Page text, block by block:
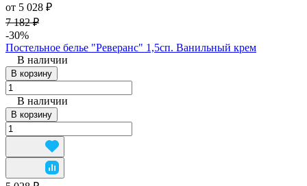
от 5 028 ₽
7 182 ₽
-30%
Постельное белье "Реверанс" 1,5сп. Ванильный крем
В наличии
В корзину
В наличии
В корзину